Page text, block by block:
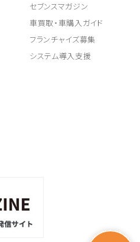
セブンスマガジン
車買取・車購入ガイド
フランチャイズ募集
システム導入支援